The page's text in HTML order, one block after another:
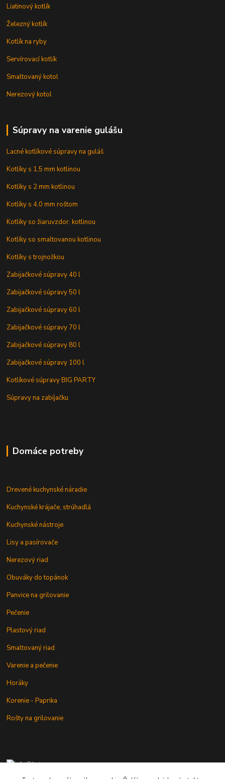
Liatinový kotlík
Železný kotlík
Kotlík na ryby
Servírovací kotlík
Smaltovaný kotol
Nerezový kotol
Súpravy na varenie gulášu
Lacné kotlíkové súpravy na guláš
Kotlíky s 1,5 mm kotlinou
Kotlíky s 2 mm kotlinou
Kotlíky s 4,0 mm roštom
Kotlíky so žiaruvzdor. kotlinou
Kotlíky so smaltovanou kotlinou
Kotlíky s trojnožkou
Zabijačkové súpravy 40 l
Zabijačkové súpravy 50 l
Zabijačkové súpravy 60 l
Zabijačkové súpravy 70 l
Zabijačkové súpravy 80 l
Zabijačkové súpravy 100 l
Kotlíkové súpravy BIG PARTY
Súpravy na zabíjačku
Domáce potreby
Drevené kuchynské náradie
Kuchynské krájače, strúhadlá
Kuchynské nástroje
Lisy a pasírovače
Nerezový riad
Obuváky do topánok
Panvice na grilovanie
Pečenie
Plastový riad
Smaltovaný riad
Varenie a pečenie
Horáky
Korenie - Paprika
Rošty na grilovanie
+421 902 212 007
od 8:00 - do 16:00 hod